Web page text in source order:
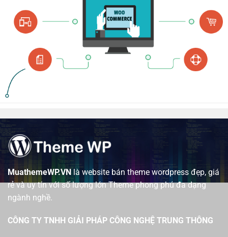
MuathemeWP.VNlà website bán theme wordpress đẹp, giá
rẻ và uy tín với số lượng lớn Theme phong phú đa dạng
ngành nghề.
CÔNG TY TNHH GIẢI PHÁP CÔNG NGHỆ TRUNG THÔNG